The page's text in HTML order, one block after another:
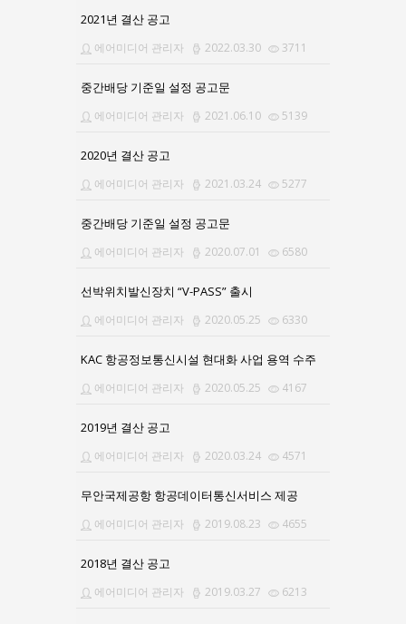
2021년 결산 공고
에어미디어 관리자 2022.03.30 3711
중간배당 기준일 설정 공고문
에어미디어 관리자 2021.06.10 5139
2020년 결산 공고
에어미디어 관리자 2021.03.24 5277
중간배당 기준일 설정 공고문
에어미디어 관리자 2020.07.01 6580
선박위치발신장치 “V-PASS” 출시
에어미디어 관리자 2020.05.25 6330
KAC 항공정보통신시설 현대화 사업 용역 수주
에어미디어 관리자 2020.05.25 4167
2019년 결산 공고
에어미디어 관리자 2020.03.24 4571
무안국제공항 항공데이터통신서비스 제공
에어미디어 관리자 2019.08.23 4655
2018년 결산 공고
에어미디어 관리자 2019.03.27 6213